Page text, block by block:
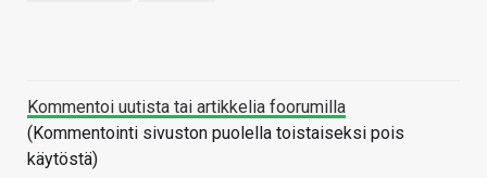
Kommentoi uutista tai artikkelia foorumilla
(Kommentointi sivuston puolella toistaiseksi pois
käytöstä)